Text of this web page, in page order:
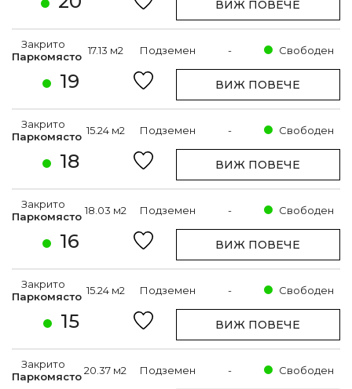
ВИЖ ПОВЕЧЕ
19
Закрито
Паркомясто 17.13 м2 Подземен - Свободен
ВИЖ ПОВЕЧЕ
18
Закрито
Паркомясто 15.24 м2 Подземен - Свободен
ВИЖ ПОВЕЧЕ
16
Закрито
Паркомясто 18.03 м2 Подземен - Свободен
ВИЖ ПОВЕЧЕ
15
Закрито
Паркомясто 15.24 м2 Подземен - Свободен
ВИЖ ПОВЕЧЕ
Закрито
Паркомясто20.37 м2 Подземен - Свободен